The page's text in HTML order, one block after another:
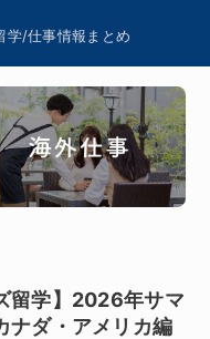
学/仕事情報まとめ
留学】2026年サマ
ダ・アメリカ編